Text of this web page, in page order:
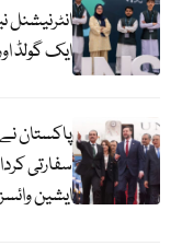
ایک گولڈ
پاکستان نے
سفارتی
ایشین وائسز